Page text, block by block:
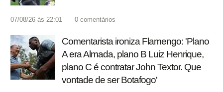
07/08/26 às 22:01 0 comentários
Comentarista ironiza Flamengo: 'Plano
A era Almada, plano B Luiz Henrique,
plano C é contratar John Textor. Que
vontade de ser Botafogo'